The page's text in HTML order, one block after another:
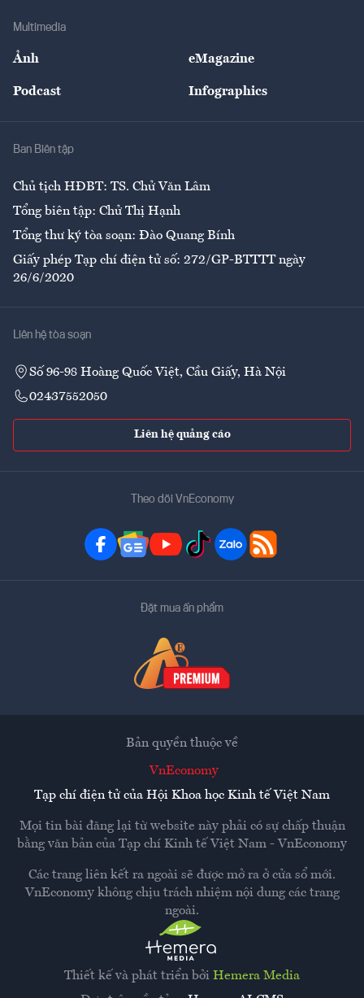
Giải trí
Multimedia
Ảnh eMagazine
Podcast Infographics
Ban Biên tập
Chủ tịch HĐBT: TS. Chử Văn Lâm
Tổng biên tập: Chử Thị Hạnh
Tổng thư ký tòa soạn: Đào Quang Bính
Giấy phép Tạp chí điện tử số: 272/GP-BTTTT ngày
26/6/2020
Liên hệ tòa soạn
Số 96-98 Hoàng Quốc Việt, Cầu Giấy, Hà Nội
02437552050
Liên hệ quảng cáo
Theo dõi VnEconomy
Đặt mua ấn phẩm
Thiết kế và phát triển bởi Hemera Media
Bản quyền thuộc về
VnEconomy
Tạp chí điện tử của Hội Khoa học Kinh tế Việt Nam
Mọi tin bài đăng lại từ website này phải có sự chấp thuận
bằng văn bản của Tạp chí Kinh tế Việt Nam - VnEconomy
Các trang liên kết ra ngoài sẽ được mở ra ở cửa sổ mới.
VnEconomy không chịu trách nhiệm nội dung các trang
ngoài.